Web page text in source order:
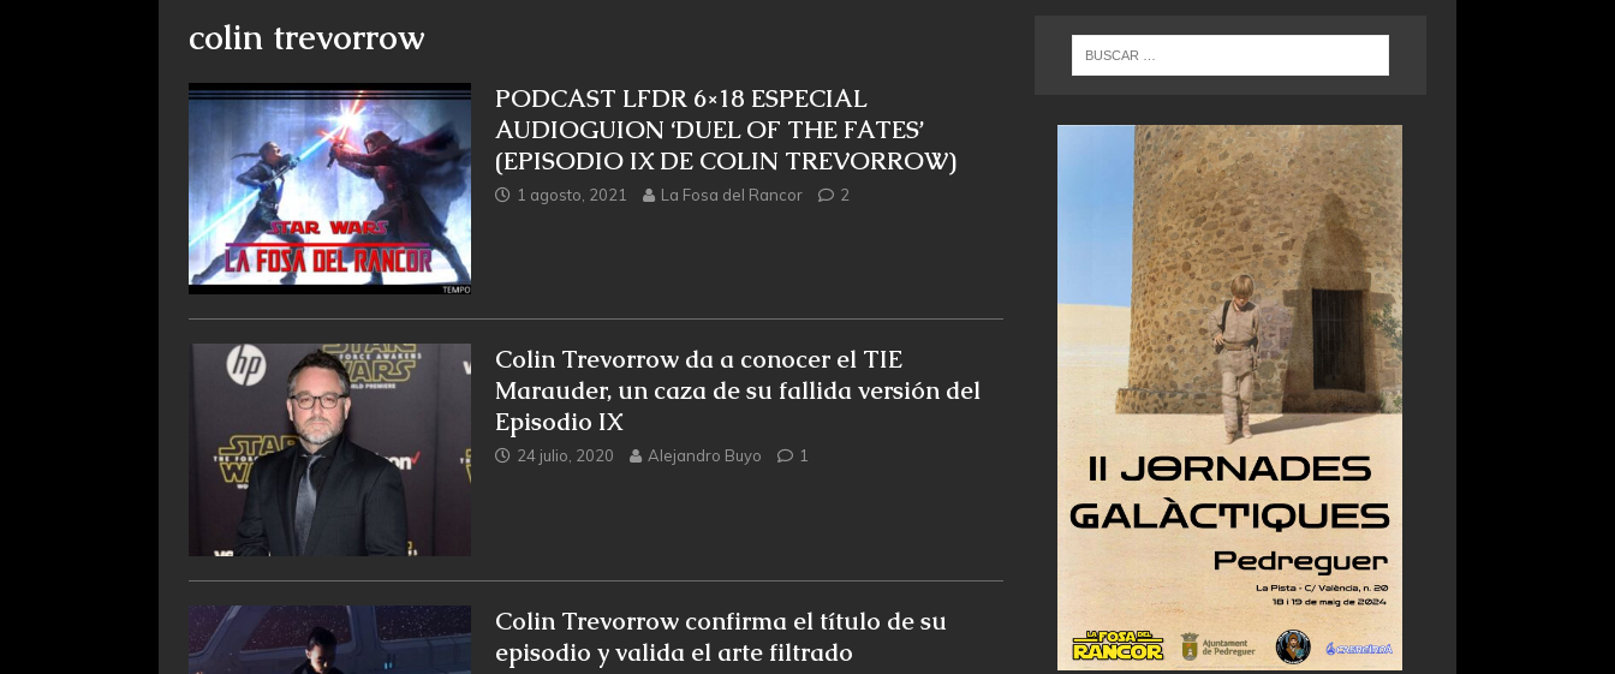
colin trevorrow
PODCAST LFDR 6×18 ESPECIAL
AUDIOGUION ‘DUEL OF THE FATES’
(EPISODIO IX DE COLIN TREVORROW)
1 agosto, 2021 La Fosa del Rancor 2
Colin Trevorrow da a conocer el TIE
Marauder, un caza de su fallida versión del
Episodio IX
24 julio, 2020 Alejandro Buyo 1
Colin Trevorrow confirma el título de su
episodio y valida el arte filtrado